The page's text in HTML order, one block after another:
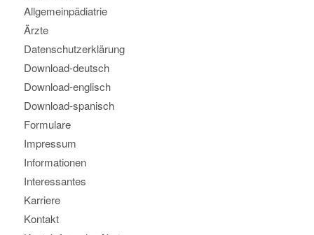
Allgemeinpädiatrie
Ärzte
Datenschutzerklärung
Download-deutsch
Download-englisch
Download-spanisch
Formulare
Impressum
Informationen
Interessantes
Karriere
Kontakt